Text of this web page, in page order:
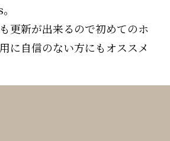
更新が出来るので初めてのホ
に自信のない方にもオススメ